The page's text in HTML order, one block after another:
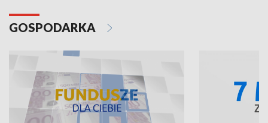
GOSPODARKA